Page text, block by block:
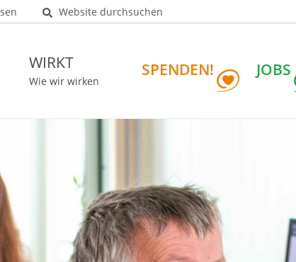
Website durchsuchen
WIRKT
Wie wir wirken
SPENDEN! JOBS